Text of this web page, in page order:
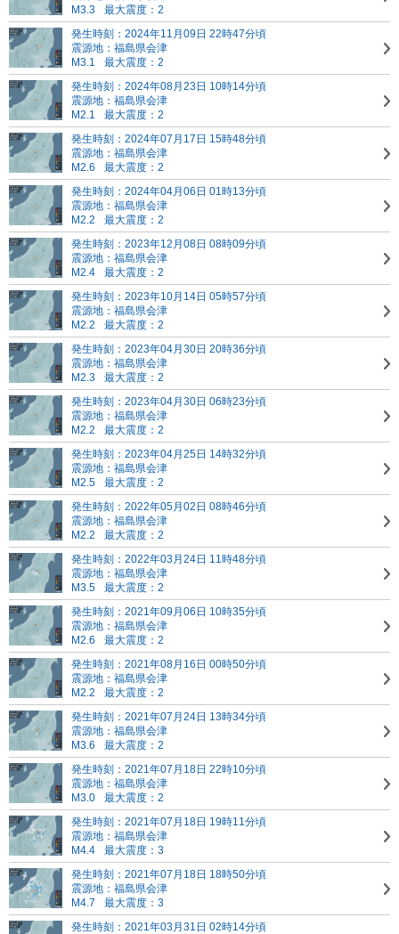
M3.3
最大震度：2
発生時刻：2024年11月09日 22時47分頃
震源地：福島県会津
M3.1
最大震度：2
発生時刻：2024年08月23日 10時14分頃
震源地：福島県会津
M2.1
最大震度：2
発生時刻：2024年07月17日 15時48分頃
震源地：福島県会津
M2.6
最大震度：2
発生時刻：2024年04月06日 01時13分頃
震源地：福島県会津
M2.2
最大震度：2
発生時刻：2023年12月08日 08時09分頃
震源地：福島県会津
M2.4
最大震度：2
発生時刻：2023年10月14日 05時57分頃
震源地：福島県会津
M2.2
最大震度：2
発生時刻：2023年04月30日 20時36分頃
震源地：福島県会津
M2.3
最大震度：2
発生時刻：2023年04月30日 06時23分頃
震源地：福島県会津
M2.2
最大震度：2
発生時刻：2023年04月25日 14時32分頃
震源地：福島県会津
M2.5
最大震度：2
発生時刻：2022年05月02日 08時46分頃
震源地：福島県会津
M2.2
最大震度：2
発生時刻：2022年03月24日 11時48分頃
震源地：福島県会津
M3.5
最大震度：2
発生時刻：2021年09月06日 10時35分頃
震源地：福島県会津
M2.6
最大震度：2
発生時刻：2021年08月16日 00時50分頃
震源地：福島県会津
M2.2
最大震度：2
発生時刻：2021年07月24日 13時34分頃
震源地：福島県会津
M3.6
最大震度：2
発生時刻：2021年07月18日 22時10分頃
震源地：福島県会津
M3.0
最大震度：2
発生時刻：2021年07月18日 19時11分頃
震源地：福島県会津
M4.4
最大震度：3
発生時刻：2021年07月18日 18時50分頃
震源地：福島県会津
M4.7
最大震度：3
発生時刻：2021年03月31日 02時14分頃